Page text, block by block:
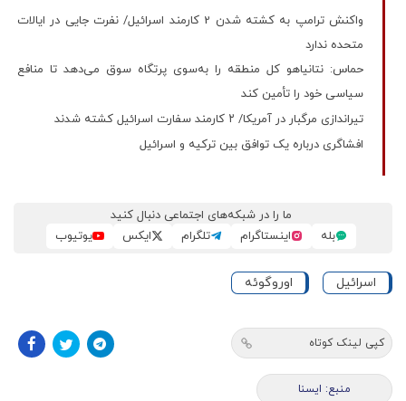
واکنش ترامپ به کشته شدن 2 کارمند اسرائیل/ نفرت جایی در ایالات
متحده ندارد
حماس: نتانیاهو کل منطقه را به‌سوی پرتگاه سوق می‌دهد تا منافع
سیاسی خود را تأمین کند
تیراندازی مرگبار در آمریکا/ ۲ کارمند سفارت اسرائیل کشته شدند
افشاگری درباره یک توافق بین ترکیه و اسرائیل
ما را در شبکه‌های اجتماعی دنبال کنید
بله
اینستاگرام تلگرام ایکس یوتیوب
اسرائیل اوروگوئه
کپی لینک کوتاه
منبع: ایسنا